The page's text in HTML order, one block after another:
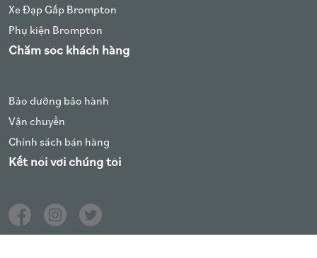
Xe Đạp Gấp Brompton
Phụ kiện Brompton
Chăm sóc khách hàng
Bảo dưỡng bảo hành
Vận chuyển
Chính sách bán hàng
Kết nối với chúng tôi